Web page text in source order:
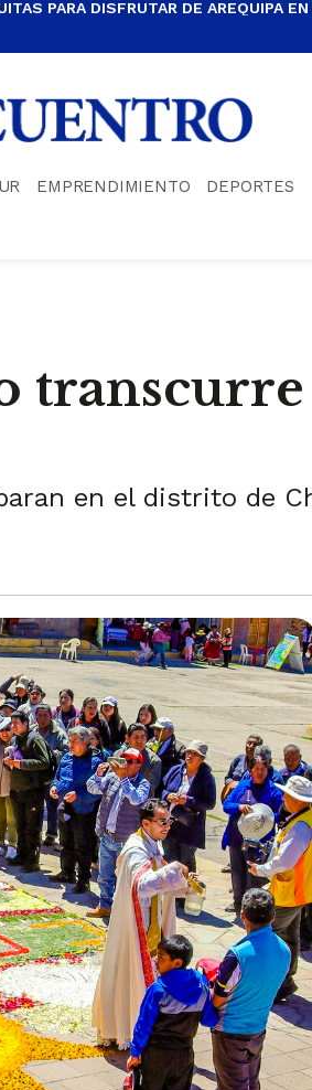
PARA DISFRUTAR DE AREQUIPA
EMPRENDIMIENTO DEPORTES
en el distrito de